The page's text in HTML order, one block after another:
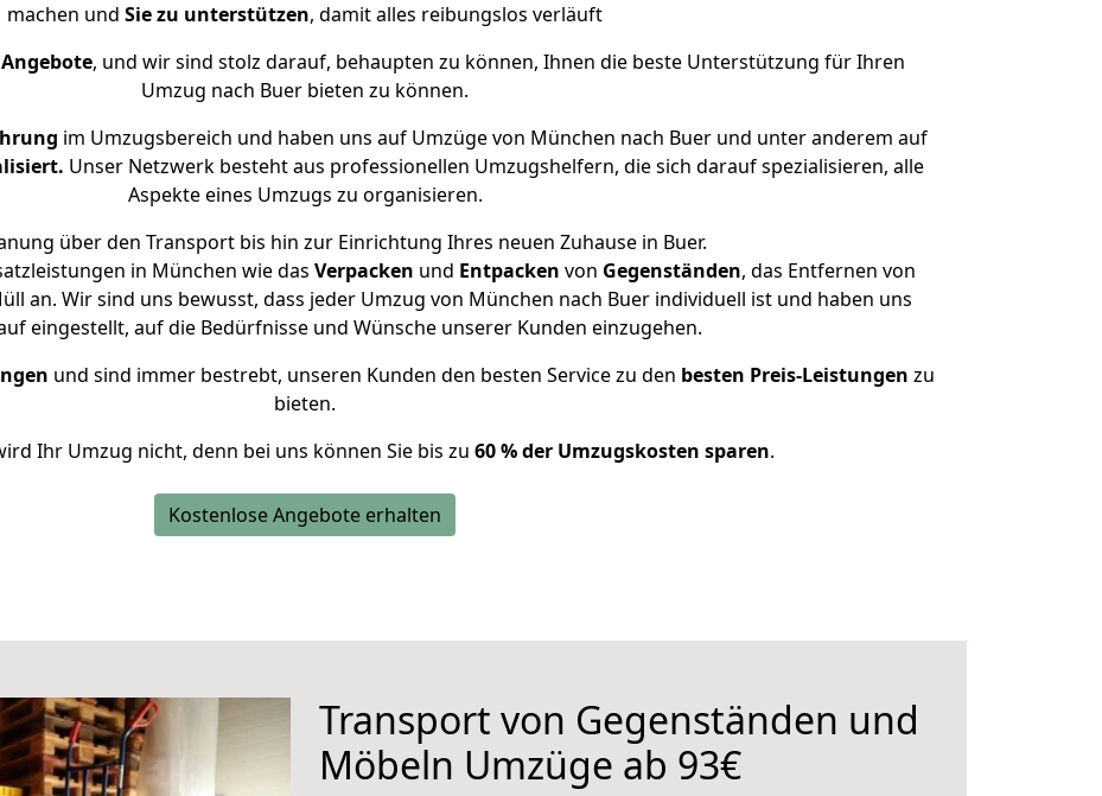
machen und Sie zu unterstützen, damit alles reibungslos verläuft
, und wir sind stolz darauf, behaupten zu können, Ihnen die beste Unterstützung für Ihren
Umzug nach Buer bieten zu können.
im Umzugsbereich und haben uns auf Umzüge von München nach Buer und unter anderem auf
Unser Netzwerk besteht aus professionellen Umzugshelfern, die sich darauf spezialisieren, alle
Aspekte eines Umzugs zu organisieren.
über den Transport bis hin zur Einrichtung Ihres neuen Zuhause in Buer.
in München wie das Verpacken und Entpacken von Gegenständen, das Entfernen von
an. Wir sind uns bewusst, dass jeder Umzug von München nach Buer individuell ist und haben uns
eingestellt, auf die Bedürfnisse und Wünsche unserer Kunden einzugehen.
und sind immer bestrebt, unseren Kunden den besten Service zu den besten Preis-Leistungen zu
bieten.
Ihr Umzug nicht, denn bei uns können Sie bis zu 60 % der Umzugskosten sparen.
Kostenlose Angebote erhalten
Transport von Gegenständen und
Möbeln Umzüge ab 93€